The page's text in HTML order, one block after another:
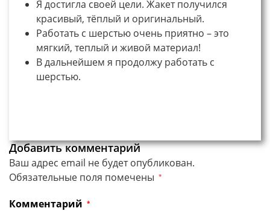
Я достигла своей цели. Жакет получился
красивый, тёплый и оригинальный.
Работать с шерстью очень приятно – это
мягкий, теплый и живой материал!
В дальнейшем я продолжу работать с
шерстью.
Добавить комментарий
Ваш адрес email не будет опубликован.
Обязательные поля помечены *
Комментарий *